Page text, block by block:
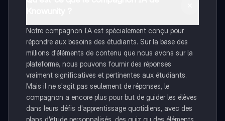
Notre compagnon IA est spécialement conçu pour
répondre aux besoins des étudiants. Sur la base des
millions d'éléments de contenu que nous avons sur la
plateforme, nous pouvons fournir des réponses
vraiment significatives et pertinentes aux étudiants.
Mais il ne s'agit pas seulement de réponses, le
compagnon a encore plus pour but de guider les élèves
dans leurs défis d'apprentissage quotidiens, avec des